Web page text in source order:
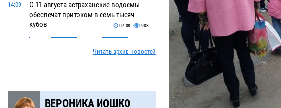
14:09
С 11 августа астраханские водоемы
обеспечат притоком в семь тысяч
кубов
07.08 903
Астраханский аэропорт попробует
отбиться от ворон в апелляционном
древнюю помойку
Читать архив новостей
ВЕРОНИКА ИОШКО